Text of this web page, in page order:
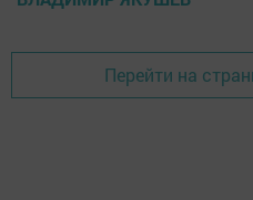
Перейти на